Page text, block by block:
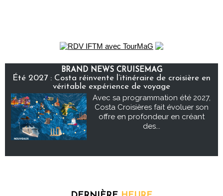
BRAND NEWS CRUISEMAG
Été 2027 : Costa réinvente l’itinéraire de croisière en
véritable expérience de voyage
Avec sa programmation été 2027,
Costa Croisières fait évoluer son
offre en profondeur en créant
des...